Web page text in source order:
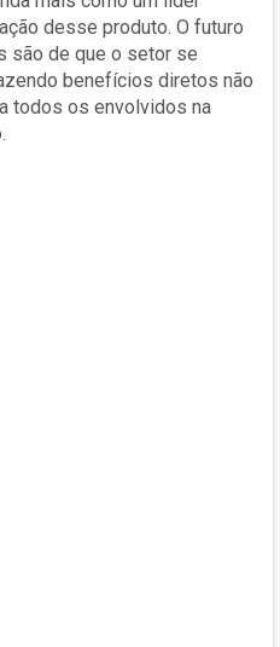
desse produto. O futuro
são de que o setor se
benefícios diretos não
todos os envolvidos na